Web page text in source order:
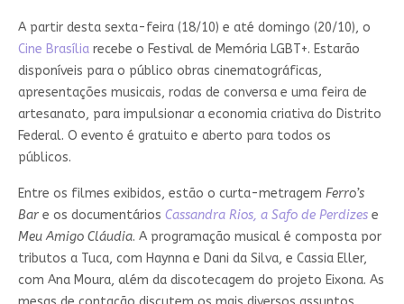
A partir desta sexta-feira (18/10) e até domingo (20/10), o
Cine Brasíliarecebe o Festival de Memória LGBT+. Estarão
disponíveis para o público obras cinematográficas,
apresentações musicais, rodas de conversa e uma feira de
artesanato, para impulsionar a economia criativa do Distrito
Federal. O evento é gratuito e aberto para todos os
públicos.
Entre os filmes exibidos, estão o curta-metragem Ferro’s
Bare os documentários Cassandra Rios, a Safo de Perdizese
Meu Amigo Cláudia. A programação musical é composta por
tributos a Tuca, com Haynna e Dani da Silva, e Cassia Eller,
com Ana Moura, além da discotecagem do projeto Eixona. As